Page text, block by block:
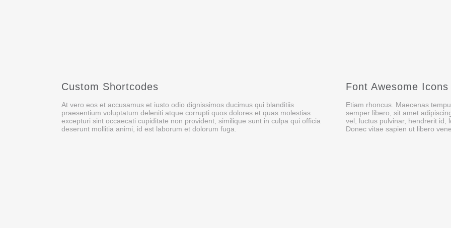
Custom Shortcodes
At vero eos et accusamus et iusto odio dignissimos ducimus qui blanditiis
praesentium voluptatum deleniti atque corrupti quos dolores et quas molestias
excepturi sint occaecati cupiditate non provident, similique sunt in culpa qui officia
deserunt mollitia animi, id est laborum et dolorum fuga.
Font Awesome Icons
Etiam rhoncus. Maecenas
semper libero, sit amet
vel, luctus pulvinar, hendrerit id,
Donec vitae sapien ut libero